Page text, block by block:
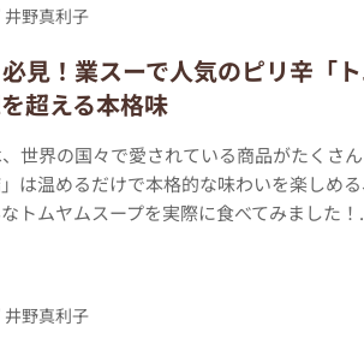
井野真利子
見！業スーで人気のピリ辛「
超える本格味
世界の国々で愛されている商品がたくさ
は温めるだけで本格的な味わいを楽しめ
トムヤムスープを実際に食べてみました！
井野真利子